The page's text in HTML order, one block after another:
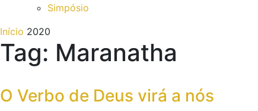
Simpósio
Início 2020
Tag: Maranatha
O Verbo de Deus virá a nós